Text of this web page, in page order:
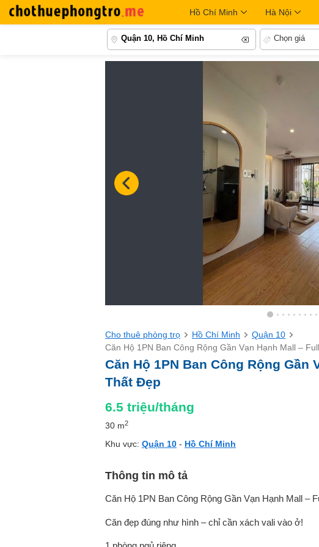
Hồ Chí Minh Hà Nội
Quận 10, Hồ Chí Minh Chọn giá
Cho thuê phòng trọ Hồ Chí Minh
Quận 10
Căn Hộ 1PN Ban Công Rộng Gần Vạn Hạnh Mall –
Căn Hộ 1PN Ban Công Rộng Gần
Thất Đẹp
6.5 triệu/tháng
30 m2
Khu vực: Quận 10 - Hồ Chí Minh
Thông tin mô tả
Căn Hộ 1PN Ban Công Rộng Gần Vạn Hạnh Mall –
Căn đẹp đúng như hình – chỉ cần xách vali vào ở!